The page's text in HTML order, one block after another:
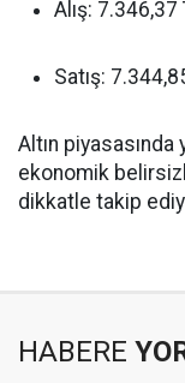
Alış: 7.346,37
Satış:
Altın piyasasında
ekonomik
dikkatle takip
HABERE